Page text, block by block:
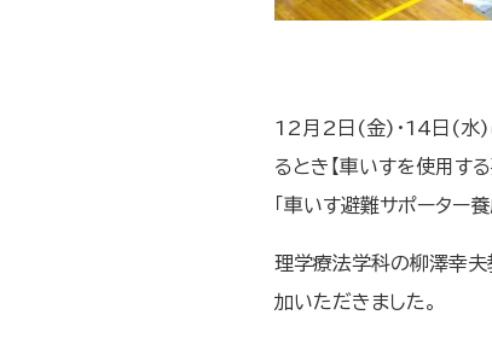
12月2日(金)・14日(水)
るとき【車いすを使用す
「車いす避難サポーター
理学療法学科の柳澤幸夫
加いただきました。